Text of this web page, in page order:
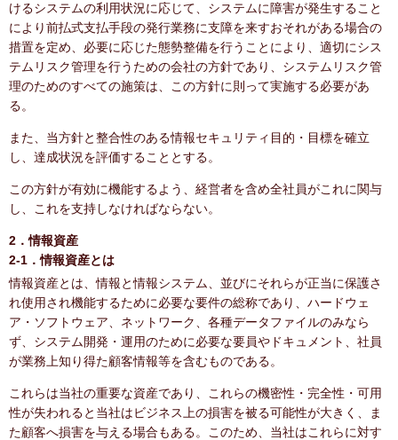
けるシステムの利用状況に応じて、システムに障害が発生すること
により前払式支払手段の発行業務に支障を来すおそれがある場合の
措置を定め、必要に応じた態勢整備を行うことにより、適切にシス
テムリスク管理を行うための会社の方針であり、システムリスク管
理のためのすべての施策は、この方針に則って実施する必要があ
る。
また、当方針と整合性のある情報セキュリティ目的・目標を確立
し、達成状況を評価することとする。
この方針が有効に機能するよう、経営者を含め全社員がこれに関与
し、これを支持しなければならない。
2．情報資産
2-1．情報資産とは
情報資産とは、情報と情報システム、並びにそれらが正当に保護さ
れ使用され機能するために必要な要件の総称であり、ハードウェ
ア・ソフトウェア、ネットワーク、各種データファイルのみなら
ず、システム開発・運用のために必要な要員やドキュメント、社員
が業務上知り得た顧客情報等を含むものである。
これらは当社の重要な資産であり、これらの機密性・完全性・可用
性が失われると当社はビジネス上の損害を被る可能性が大きく、ま
た顧客へ損害を与える場合もある。このため、当社はこれらに対す